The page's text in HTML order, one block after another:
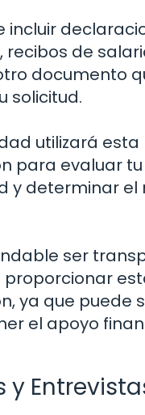
incluir
recibos de
documento
solicitud.
utilizará esta
para evaluar tu
y determinar el
ser
proporcionar
ya que puede
el apoyo
y